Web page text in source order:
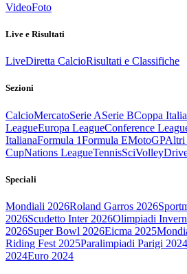
VideoFoto
Live e Risultati
LiveDiretta CalcioRisultati e Classifiche
Sezioni
CalcioMercatoSerie ASerie BCoppa Italia
LeagueEuropa LeagueConference
ItalianaFormula 1Formula EMotoGPAltri
CupNations LeagueTennisSciVolley
Speciali
Mondiali 2026Roland Garros 2026
2026Scudetto Inter 2026Olimpiadi
2026Super Bowl 2026Eicma 2025
Riding Fest 2025Paralimpiadi Parigi 2024
2024Euro 2024